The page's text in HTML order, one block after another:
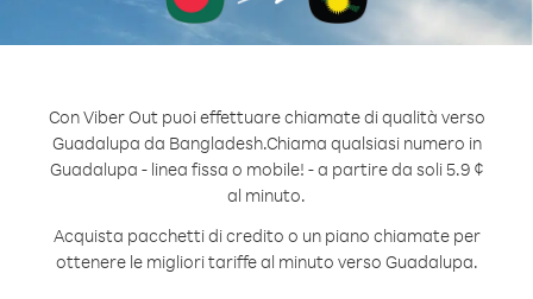
Con Viber Out puoi effettuare chiamate di qualità verso
Guadalupa da Bangladesh.Chiama qualsiasi numero in
Guadalupa - linea fissa o mobile! - a partire da soli 5.9 ¢
al minuto.
Acquista pacchetti di credito o un piano chiamate per
ottenere le migliori tariffe al minuto verso Guadalupa.